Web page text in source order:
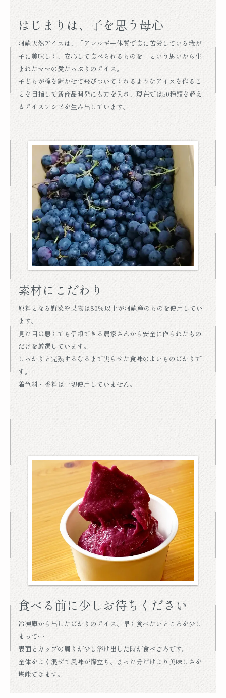
はじまりは、子を思う母心
阿蘇天然アイスは、「アレルギー体質で食に苦労している我が
子に美味しく、安心して食べられるものを」という思いから生
まれたママの愛たっぷりのアイス。
子どもが瞳を輝かせて飛びついてくれるようなアイスを作るこ
とを目指して新商品開発にも力を入れ、現在では50種類を超え
るアイスレシピを生み出しています。
素材にこだわり
原料となる野菜や果物は80％以上が阿蘇産のものを使用してい
ます。
見た目は悪くても信頼できる農家さんから安全に作られたもの
だけを厳選しています。
しっかりと完熟するなるまで実らせた食味のよいものばかりで
す。
着色料・香料は一切使用していません。
食べる前に少しお待ちください
冷凍庫から出したばかりのアイス、早く食べたいところを少し
まって…
表面とカップの周りが少し溶け出した時が食べごろです。
全体をよく混ぜて風味が際立ち、まった分だけより美味しさを
堪能できます。